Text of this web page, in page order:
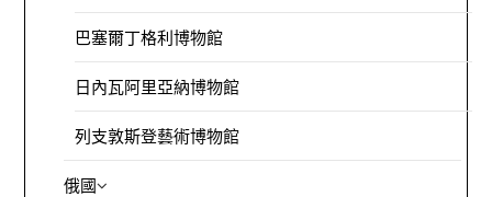
巴塞爾丁格利博物館
日內瓦阿里亞納博物館
列支敦斯登藝術博物館
俄國